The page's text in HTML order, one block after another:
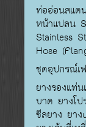
ท่ออ่อนสแต
หน้าแปลน
Stainless
Hose
ชุดอุปกรณ์เ
ยางรองแท่
บาด ยางโป
ซีลยาง ยา